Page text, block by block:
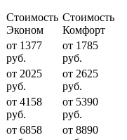
Стоимость
Эконом
Стоимость
Комфорт
от 1377
руб.
от 1785
руб.
от 2025
руб.
от 2625
руб.
от 4158
руб.
от 5390
руб.
от 6858
от 8890